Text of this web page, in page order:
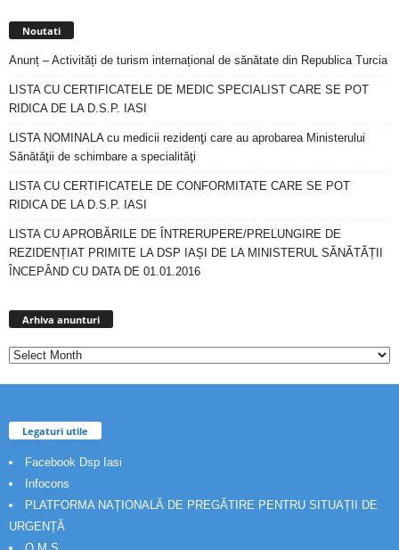
Noutati
Anunț – Activități de turism internațional de sănătate din Republica Turcia
LISTA CU CERTIFICATELE DE MEDIC SPECIALIST CARE SE POT
RIDICA DE LA D.S.P. IASI
LISTA NOMINALA cu medicii rezidenţi care au aprobarea Ministerului
Sănătăţii de schimbare a specialităţi
LISTA CU CERTIFICATELE DE CONFORMITATE CARE SE POT
RIDICA DE LA D.S.P. IASI
LISTA CU APROBĂRILE DE ÎNTRERUPERE/PRELUNGIRE DE
REZIDENȚIAT PRIMITE LA DSP IAȘI DE LA MINISTERUL SĂNĂTĂȚII
ÎNCEPÂND CU DATA DE 01.01.2016
Arhiva anunturi
Legaturi utile
Facebook Dsp Iasi
Infocons
PLATFORMA NAȚIONALĂ DE PREGĂTIRE PENTRU SITUAȚII DE
URGENȚĂ